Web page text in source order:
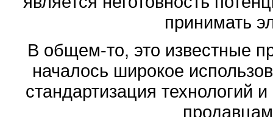
принимать
В общем-то, это известные
началось широкое
стандартизация технологий